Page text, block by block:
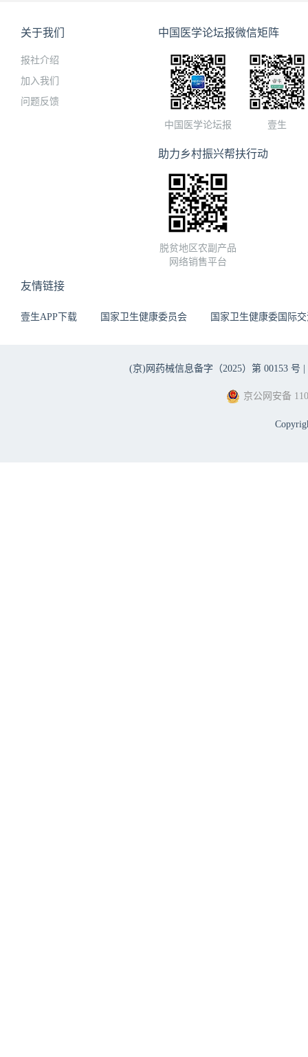
关于我们
报社介绍
加入我们
问题反馈
中国医学论坛报微信矩阵
中国医学论坛报 壹生
助力乡村振兴帮扶行动
脱贫地区农副产品
网络销售平台
友情链接
壹生APP下载 国家卫生健康委员会 国家卫生健康委国际
(京)网药械信息备字（2025）第 00153 号 |
京公网安备